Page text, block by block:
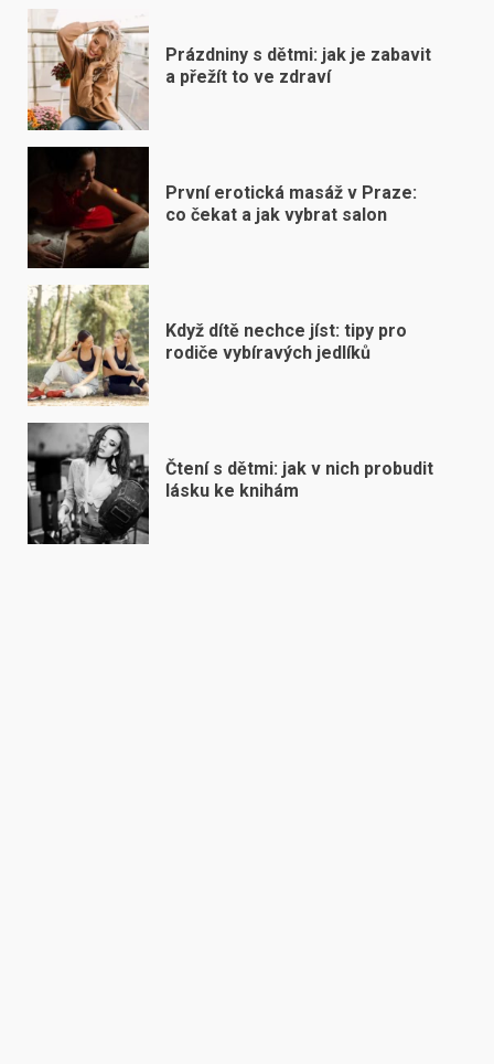
Prázdniny s dětmi: jak je zabavit
a přežít to ve zdraví
První erotická masáž v Praze:
co čekat a jak vybrat salon
Když dítě nechce jíst: tipy pro
rodiče vybíravých jedlíků
Čtení s dětmi: jak v nich probudit
lásku ke knihám